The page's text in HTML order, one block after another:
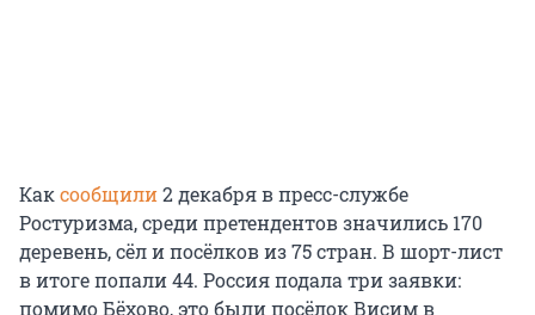
Каксообщили2 декабря в пресс-службе
Ростуризма, среди претендентов значились 170
деревень, сёл и посёлков из 75 стран. В шорт-лист
в итоге попали 44. Россия подала три заявки:
помимо Бёхово, это были посёлок Висим в